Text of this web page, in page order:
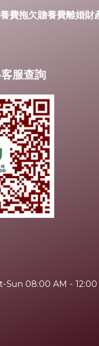
費拖欠贍養費離婚財
服查詢
Sun 08:00 AM - 12:00